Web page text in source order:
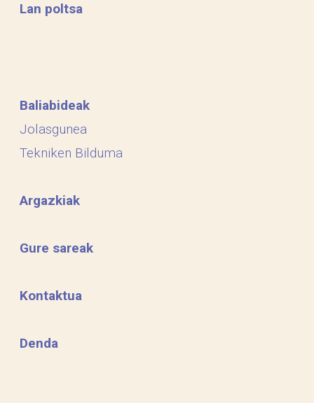
Lan poltsa
Baliabideak
Jolasgunea
Tekniken Bilduma
Argazkiak
Gure sareak
Kontaktua
Denda